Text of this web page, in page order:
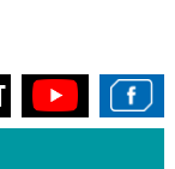
(8-12J.) 2017